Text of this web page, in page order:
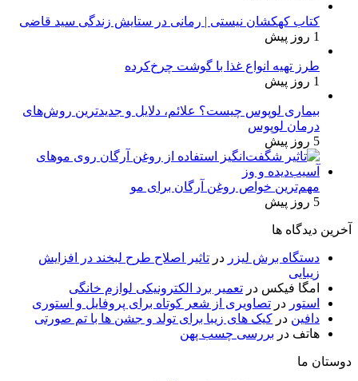
کتاب کهکشان نیستی | رمانی در ستایش زندگی سید قاضی
1 روز پیش
طرز تهیه انواع غذا با گوشت چرخ‌کرده
1 روز پیش
بیماری لوپوس چیست؟ علائم، دلایل و جدیدترین روش‌های
درمان لوپوس
5 روز پیش
مهم‌ترین خواص روغن آرگان برای مو
5 روز پیش
آخرین دیدگاه ها
دستگاه برش لیزر در تاثیر اصلاح طرح لبخند در افزایش
زیبایی
امگا فیکس در تعمیر برد الکترونیکی لوازم خانگی
استور در تصاویری از شعر کوتاه برای پروفایل و استوری
دافین در کیک های زیبا برای تولد و جشن ها با تم صورتی
هاتف در بررسی چسب پهن
دوستان ما